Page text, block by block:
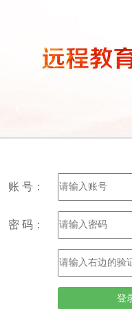
账 号：
密 码：